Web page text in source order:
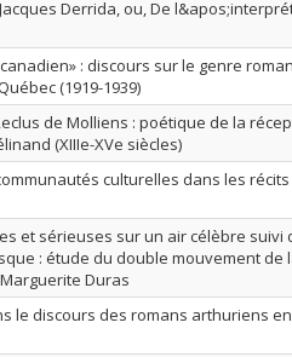
Derrida, ou, De
: discours sur le genre
(1919-1939)
de Molliens : poétique de la
(XIIIe-XVe siècles)
culturelles dans les
et sérieuses sur un air célèbre suivi
: étude du double mouvement de
Duras
le discours des romans arthuriens